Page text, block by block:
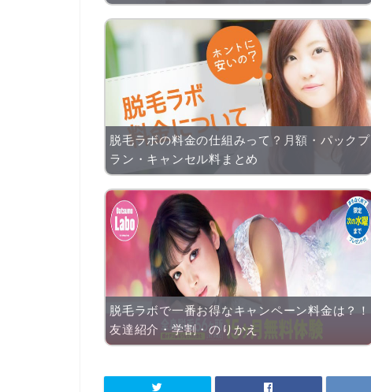
脱毛ラボの料金の仕組みって？月額・パックプ
ラン・キャンセル料まとめ
脱毛ラボで一番お得なキャンペーン料金は？！
友達紹介・学割・のりかえ